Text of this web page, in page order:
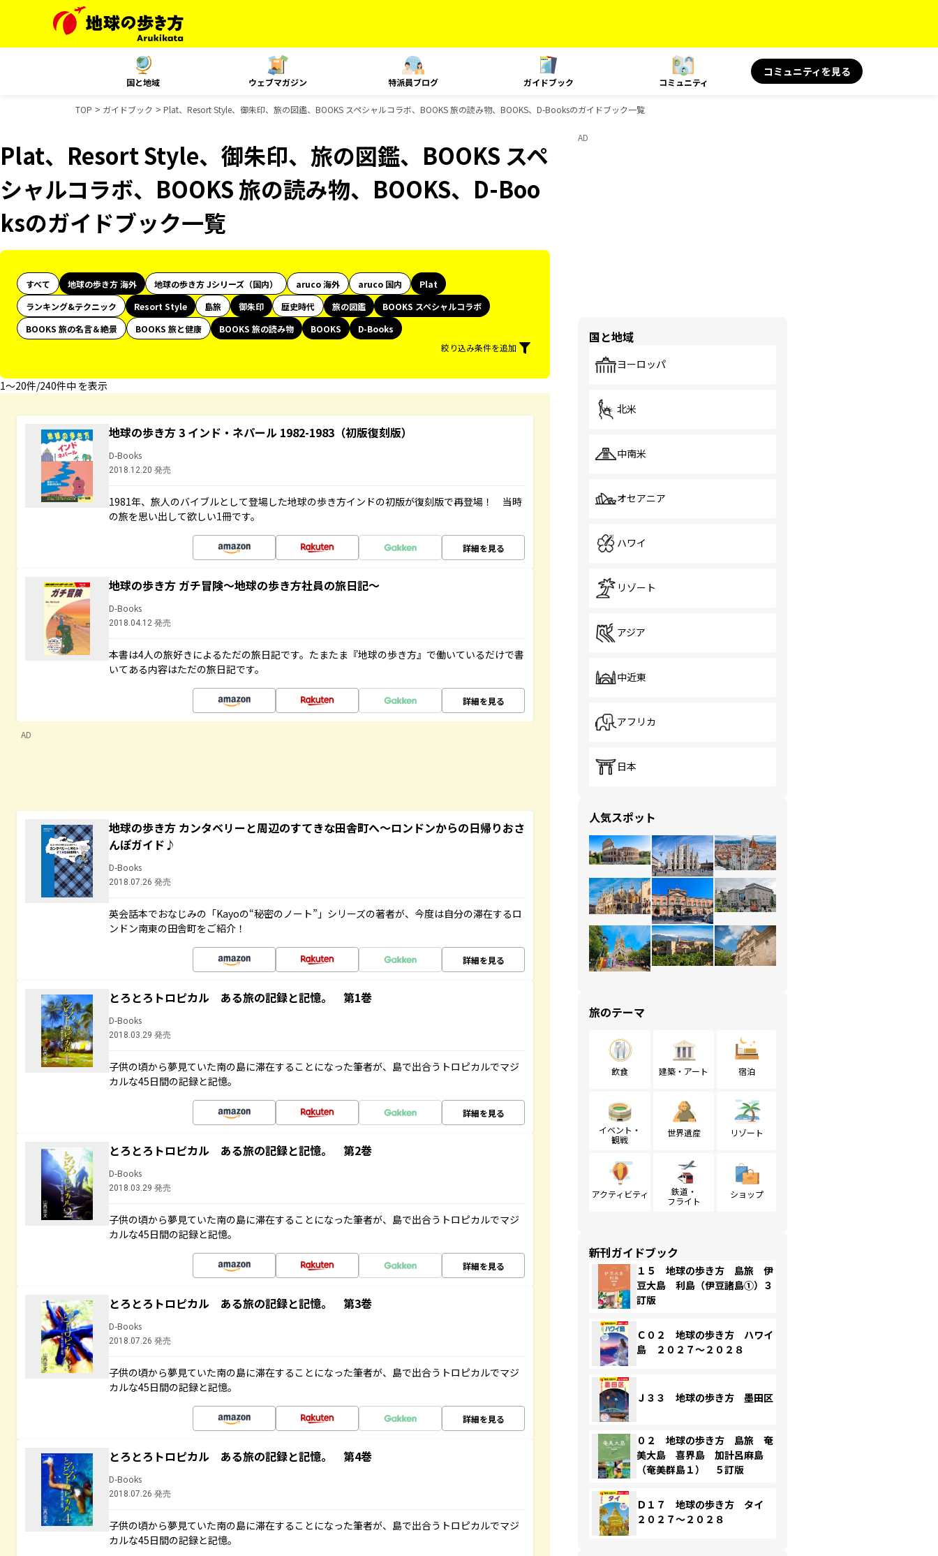
国と地域 ウェブマガジン 特派員ブログ ガイドブック コミュニティ
コミュニティを見る
TOP ガイドブック Plat、Resort Style、御朱印、旅の図鑑、BOOKS スペシャルコラボ、BOOKS 旅の読み物、BOOKS、D-Booksのガイドブック一覧
Plat、Resort Style、御朱印、旅の図鑑、BOOKS スペ
シャルコラボ、BOOKS 旅の読み物、BOOKS、D-Boo
ksのガイドブック一覧
すべて 地球の歩き方 海外 地球の歩き方 Jシリーズ（国内） aruco 海外 aruco 国内
Plat
ランキング&テクニック
Resort Style 島旅 御朱印 歴史時代 旅の図鑑
BOOKS スペシャルコラボ
BOOKS 旅の名言＆絶景
BOOKS 旅と健康 BOOKS 旅の読み物 BOOKS
D-Books
絞り込み条件を追加
1〜20件/240件中 を表示
地球の歩き方 3 インド・ネパール 1982-1983（初版復刻版）
D-Books
2018.12.20 発売
1981年、旅人のバイブルとして登場した地球の歩き方インドの初版が復刻版で再登場！ 当時
の旅を思い出して欲しい1冊です。
詳細を見る
地球の歩き方 ガチ冒険～地球の歩き方社員の旅日記～
D-Books
2018.04.12 発売
本書は4人の旅好きによるただの旅日記です。たまたま『地球の歩き方』で働いているだけで書
いてある内容はただの旅日記です。
詳細を見る
AD
地球の歩き方 カンタベリーと周辺のすてきな田舎町へ～ロンドンからの日帰りおさ
んぽガイド♪
D-Books
2018.07.26 発売
英会話本でおなじみの「Kayoの“秘密のノート”」シリーズの著者が、今度は自分の滞在するロ
ンドン南東の田舎町をご紹介！
詳細を見る
とろとろトロピカル ある旅の記録と記憶。 第1巻
D-Books
2018.03.29 発売
子供の頃から夢見ていた南の島に滞在することになった筆者が、島で出合うトロピカルでマジ
カルな45日間の記録と記憶。
詳細を見る
とろとろトロピカル ある旅の記録と記憶。 第2巻
D-Books
2018.03.29 発売
子供の頃から夢見ていた南の島に滞在することになった筆者が、島で出合うトロピカルでマジ
カルな45日間の記録と記憶。
詳細を見る
とろとろトロピカル ある旅の記録と記憶。 第3巻
D-Books
2018.07.26 発売
子供の頃から夢見ていた南の島に滞在することになった筆者が、島で出合うトロピカルでマジ
カルな45日間の記録と記憶。
詳細を見る
とろとろトロピカル ある旅の記録と記憶。 第4巻
D-Books
2018.07.26 発売
子供の頃から夢見ていた南の島に滞在することになった筆者が、島で出合うトロピカルでマジ
カルな45日間の記録と記憶。
AD
国と地域
ヨーロッパ
北米
中南米
オセアニア
ハワイ
リゾート
アジア
中近東
アフリカ
日本
人気スポット
旅のテーマ
飲食 建築・アート 宿泊
イベント・
観戦
世界遺産 リゾート
アクティビティ
鉄道・
フライト
ショップ
新刊ガイドブック
１５ 地球の歩き方 島旅 伊
豆大島 利島（伊豆諸島①）３
訂版
Ｃ０２ 地球の歩き方 ハワイ
島 ２０２７～２０２８
Ｊ３３ 地球の歩き方 墨田区
０２ 地球の歩き方 島旅 奄
美大島 喜界島 加計呂麻島
（奄美群島１） ５訂版
Ｄ１７ 地球の歩き方 タイ
２０２７～２０２８